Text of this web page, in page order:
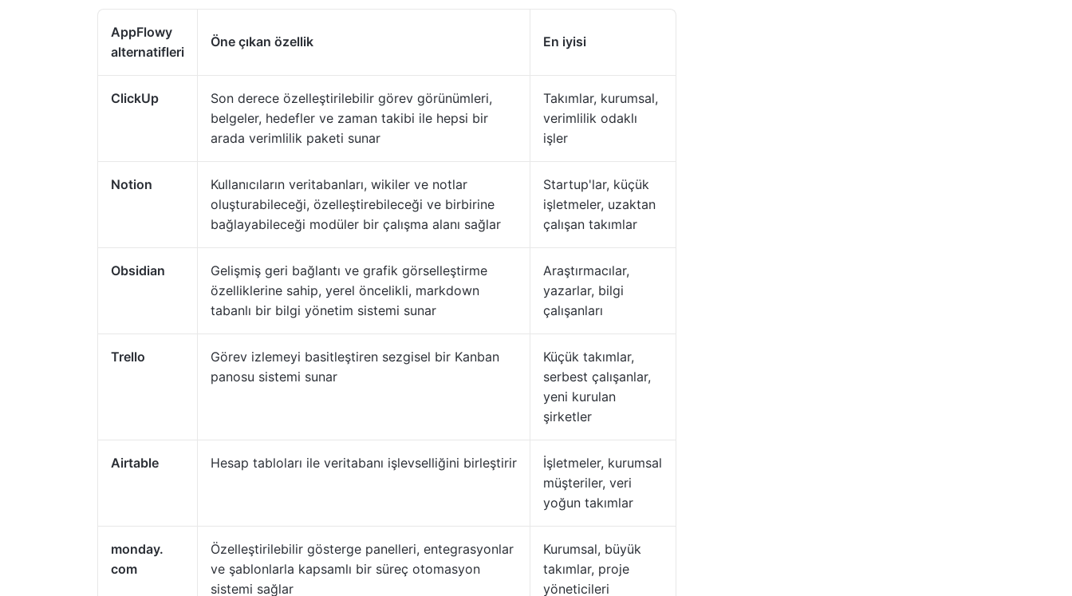
AppFlowy
alternatifleri
Öne çıkan özellik En iyisi
ClickUp
Son derece özelleştirilebilir görev görünümleri,
belgeler, hedefler ve zaman takibi ile hepsi bir
arada verimlilik paketi sunar
Takımlar, kurumsal,
verimlilik odaklı
işler
Notion
Kullanıcıların veritabanları, wikiler ve notlar
oluşturabileceği, özelleştirebileceği ve birbirine
bağlayabileceği modüler bir çalışma alanı sağlar
Startup'lar, küçük
işletmeler, uzaktan
çalışan takımlar
Obsidian
Gelişmiş geri bağlantı ve grafik görselleştirme
özelliklerine sahip, yerel öncelikli, markdown
tabanlı bir bilgi yönetim sistemi sunar
Araştırmacılar,
yazarlar, bilgi
çalışanları
Trello
Görev izlemeyi basitleştiren sezgisel bir Kanban
panosu sistemi sunar
Küçük takımlar,
serbest çalışanlar,
yeni kurulan
şirketler
Airtable Hesap tabloları ile veritabanı işlevselliğini birleştirir
İşletmeler, kurumsal
müşteriler, veri
yoğun takımlar
monday.
com
Özelleştirilebilir gösterge panelleri, entegrasyonlar
ve şablonlarla kapsamlı bir süreç otomasyon
sistemi sağlar
Kurumsal, büyük
takımlar, proje
yöneticileri